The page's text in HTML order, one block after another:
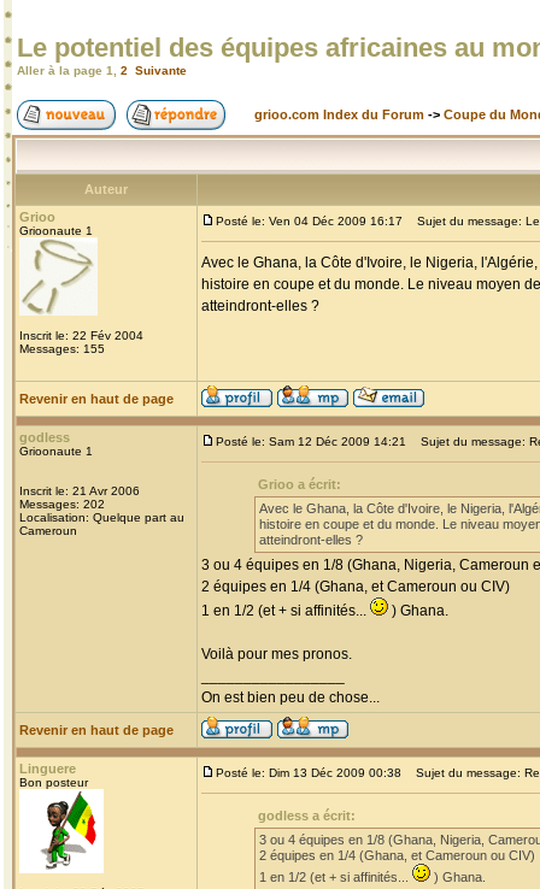
Le potentiel des équipes africaines au
Aller à la page 1 2 Suivante
grioo.com Index du Forum -> Coupe du
Auteur
Grioo
Grioonaute 1
Inscrit le: 22 Fév 2004
Messages: 155
Posté le: Ven 04 Déc 2009 16:17 Sujet du message:
Avec le Ghana, la Côte d'Ivoire, le Nigeria,
histoire en coupe et du monde. Le niveau moyen
atteindront-elles ?
Revenir en haut de page
godless
Grioonaute 1
Inscrit le: 21 Avr 2006
Messages: 202
Localisation: Quelque part au
Cameroun
Posté le: Sam 12 Déc 2009 14:21 Sujet du message:
Grioo a écrit:
Avec le Ghana, la Côte d'Ivoire, le Nigeria,
histoire en coupe et du monde. Le niveau
atteindront-elles ?
3 ou 4 équipes en 1/8 (Ghana, Nigeria, Cameroun
2 équipes en 1/4 (Ghana, et Cameroun ou CIV)
1 en 1/2 (et + si affinités...
) Ghana.
Voilà pour mes pronos.
On est bien peu de chose...
Revenir en haut de page
Linguere
Bon posteur
Posté le: Dim 13 Déc 2009 00:38 Sujet du message:
godless a écrit:
3 ou 4 équipes en 1/8 (Ghana, Nigeria,
2 équipes en 1/4 (Ghana, et Cameroun ou CIV)
1 en 1/2 (et + si affinités...
) Ghana.